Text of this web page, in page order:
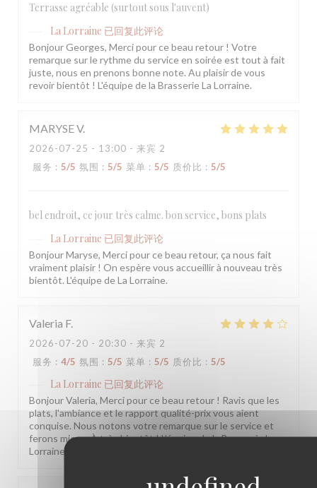
Terrasse agréable (surtout sous l'auvent)
La Lorraine 已回复此评论
Bonjour Georges, Merci pour ce beau retour ! Votre
remarque sur le rythme du service en soirée est tout à fait
juste, nous en prenons bonne note. Au plaisir de vous
revoir bientôt ! L'équipe de la Brasserie La Lorraine.
MARYSEV
2026-07-25 - 13:00 - 来宾 2
服务 : 5/5 氛围 : 5/5 菜单 : 5/5 质价比 : 5/5
bel endroit, ce jour très calme. bon service, bons plats
La Lorraine 已回复此评论
Bonjour Maryse, Merci pour ce beau retour, ça nous fait
vraiment plaisir ! On espère vous accueillir à nouveau très
bientôt. L'équipe de La Lorraine.
Valeria F
2026-07-20 - 20:30 - 来宾 2
服务 : 4/5 氛围 : 5/5 菜单 : 5/5 质价比 : 5/5
La Lorraine 已回复此评论
Bonjour Valeria, Merci pour ce beau retour ! Ravis que les
plats, l'ambiance et le rapport qualité-prix vous aient
conquise. Nous notons votre remarque sur le service et
ferons mieux. À très bientôt ! L'équipe de la Brasserie La
Lorraine.